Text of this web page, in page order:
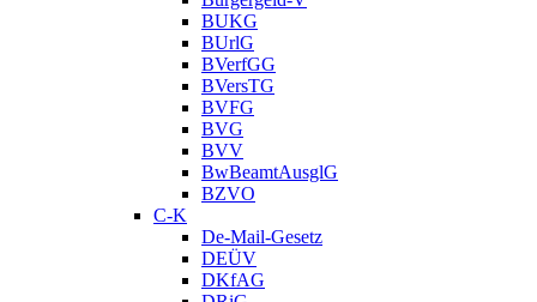
BUKG
BUrlG
BVerfGG
BVersTG
BVFG
BVG
BVV
BwBeamtAusglG
BZVO
C-K
De-Mail-Gesetz
DEÜV
DKfAG